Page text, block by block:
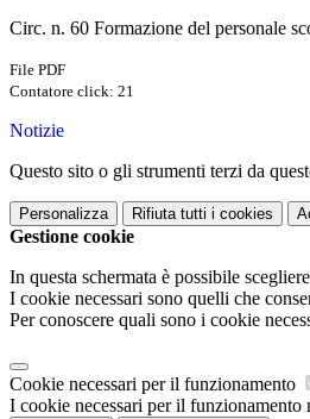
Circ. n. 60 Formazione del personale
File PDF
Contatore click: 21
Notizie
Questo sito o gli strumenti terzi da
Personalizza Rifiuta tutti i cookies
Gestione cookie
In questa schermata è possibile
I cookie necessari sono quelli che
Per conoscere quali sono i cookie
Cookie necessari per il funzionamento
I cookie necessari per il